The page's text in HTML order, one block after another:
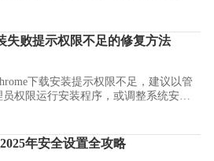
。失败提示权限不足的修复方法
下载安装提示权限不足，建议以管
员权限运行安装程序，或调整系统安全
年安全设置全攻略